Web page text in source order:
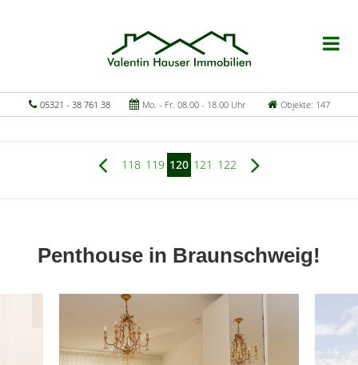
05321 - 38 761 38 Mo. - Fr. 08.00 - 18.00 Uhr Objekte: 147
118 119 120 121 122
Penthouse in Braunschweig!